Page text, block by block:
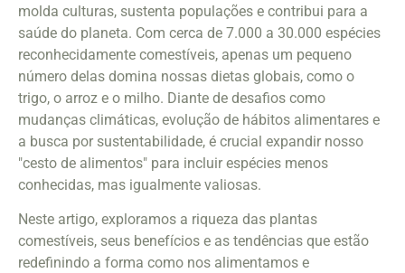
molda culturas, sustenta populações e contribui para a
saúde do planeta. Com cerca de 7.000 a 30.000 espécies
reconhecidamente comestíveis, apenas um pequeno
número delas domina nossas dietas globais, como o
trigo, o arroz e o milho. Diante de desafios como
mudanças climáticas, evolução de hábitos alimentares e
a busca por sustentabilidade, é crucial expandir nosso
"cesto de alimentos" para incluir espécies menos
conhecidas, mas igualmente valiosas.
Neste artigo, exploramos a riqueza das plantas
comestíveis, seus benefícios e as tendências que estão
redefinindo a forma como nos alimentamos e